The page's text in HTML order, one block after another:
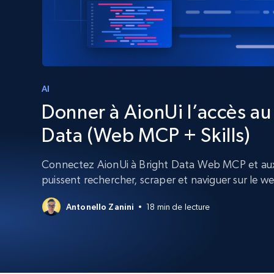
déblocage et hébergement intégrés
Proxys résidentiels 50% OFF
400M+ adresses IP mondiales
d’appareils pair réels
Proxys de datacenter
Proxys fiables et à haut débit pour
extraction de données efficace
INFRASTRUCTURE PROXY
Proxys
Proxys de ISP
Commence
partir de
$1.3/IP
AI
Donner à AionUi l’accès
Data (Web MCP + Skills)
Connectez AionUi à Bright Data Web MCP et
puissent rechercher, scraper et naviguer sur le
Antonello Zanini 18 min de lecture